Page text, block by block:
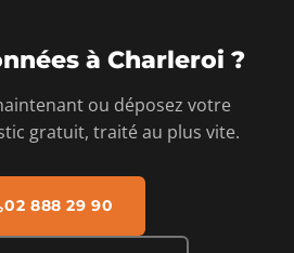
à Charleroi ?
ou déposez votre
gratuit, traité au plus vite.
02 888 29 90